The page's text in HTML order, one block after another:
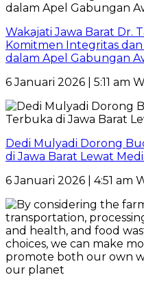
Wakajati Jawa Barat Dr.
Komitmen Integritas
dalam Apel Gabungan
6 Januari 2026 | 5:11 am
Dedi Mulyadi Dorong
di Jawa Barat Lewat
6 Januari 2026 | 4:51 am